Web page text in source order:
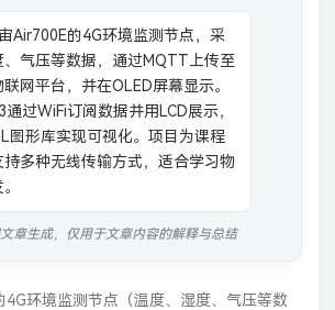
、气压等数据，通过MQTT上传至
联网平台，并在OLED屏幕显示。
通过WiFi订阅数据并用LCD展示，
图形库实现可视化。项目为课程
持多种无线传输方式，适合学习物
章生成，仅用于文章内容的解释与总结
4G环境监测节点（温度、湿度、气压等数